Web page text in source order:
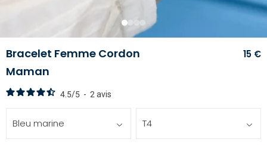
1 234
Bracelet Femme Cordon
Maman
15 €
4.5/5 - 2avis
Bleu marine T4